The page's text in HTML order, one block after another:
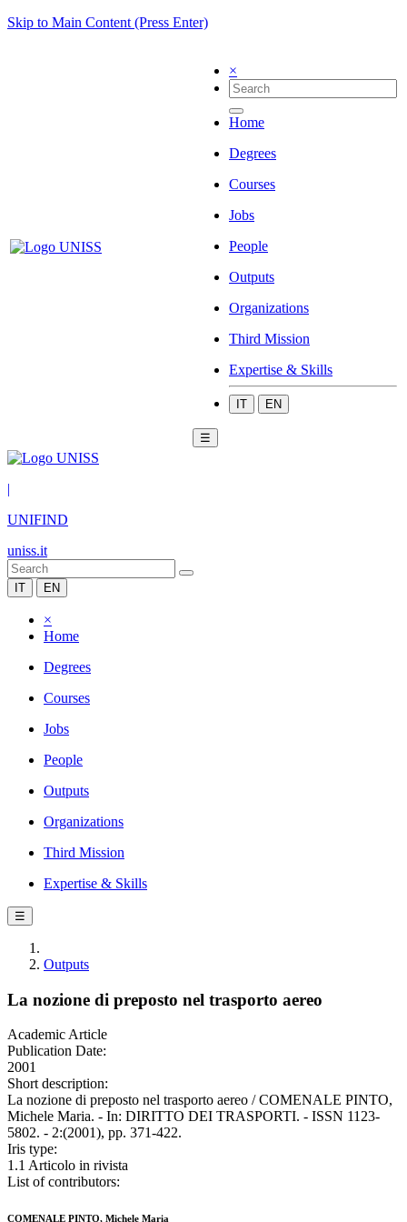
Skip to Main Content (Press Enter)
×
Home
Degrees
Courses
Jobs
People
Outputs
Organizations
Third Mission
Expertise & Skills
IT EN
☰
|
UNIFIND
uniss.it
IT EN
×
Home
Degrees
Courses
Jobs
People
Outputs
Organizations
Third Mission
Expertise & Skills
☰
Outputs
La nozione di preposto nel trasporto aereo
Academic Article
Publication Date:
2001
Short description:
La nozione di preposto nel trasporto aereo / COMENALE PINTO,
Michele Maria. - In: DIRITTO DEI TRASPORTI. - ISSN 1123-
5802. - 2:(2001), pp. 371-422.
Iris type:
1.1 Articolo in rivista
List of contributors:
COMENALE PINTO, Michele Maria